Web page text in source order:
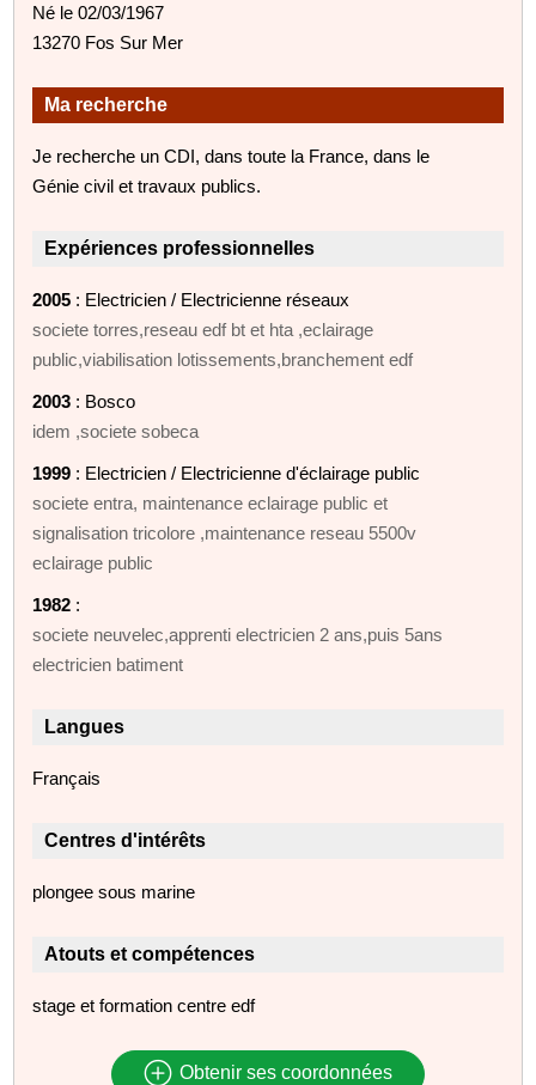
Né le 02/03/1967
13270 Fos Sur Mer
Ma recherche
Je recherche un CDI, dans toute la France, dans le
Génie civil et travaux publics.
Expériences professionnelles
2005 : Electricien / Electricienne réseaux
societe torres,reseau edf bt et hta ,eclairage
public,viabilisation lotissements,branchement edf
2003 : Bosco
idem ,societe sobeca
1999 : Electricien / Electricienne d'éclairage public
societe entra, maintenance eclairage public et
signalisation tricolore ,maintenance reseau 5500v
eclairage public
1982 :
societe neuvelec,apprenti electricien 2 ans,puis 5ans
electricien batiment
Langues
Français
Centres d'intérêts
plongee sous marine
Atouts et compétences
stage et formation centre edf
Obtenir ses coordonnées